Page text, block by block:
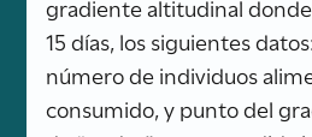
gradiente altitudinal
15 días, los siguientes
número de individuos
consumido, y punto del